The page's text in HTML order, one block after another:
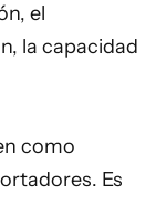
el
la capacidad
como
Es